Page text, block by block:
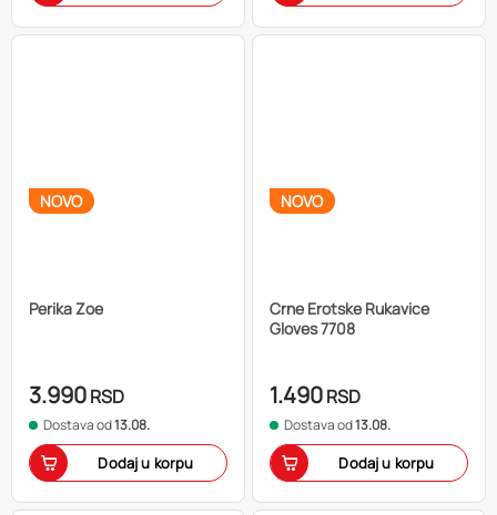
NOVO
Perika Zoe
3.990RSD
Dostava od13.08.
Dodaj u korpu
NOVO
Crne Erotske Rukavice
Gloves 7708
1.490RSD
Dostava od13.08.
Dodaj u korpu